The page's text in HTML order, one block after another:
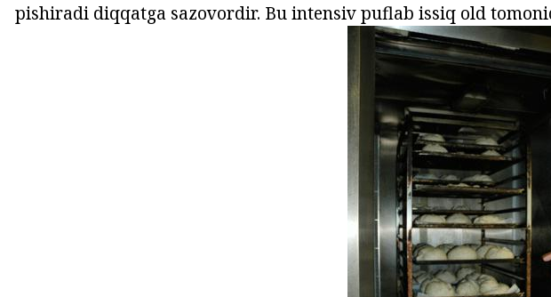
pishiradi diqqatga sazovordir. Bu intensiv puflab issiq old